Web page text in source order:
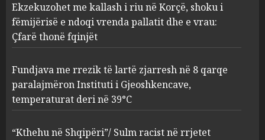
3
racist në rrjetet sociale ndaj
gazetarit grek me origjinë
nuk duhet të flasësh!
Sherr në burgun e Fierit, dy të
burgosur përfundojnë në
AUGUST 8, 2026
Ekzekuzohet me kallash i riu në Korçë, shoku i
fëmijërisë e ndoqi vrenda pallatit dhe e vrau:
Çfarë thonë fqinjët
Fundjava me rrezik të lartë zjarresh në 8 qarqe
paralajmëron Instituti i Gjeoshkencave,
temperaturat deri në 39°C
“Kthehu në Shqipëri”/ Sulm racist në rrjetet